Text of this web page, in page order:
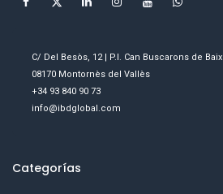
C/ Del Besòs, 12 | P.I. Can Buscarons de Baix
08170 Montornès del Vallès
+34 93 840 90 73
info@ibdglobal.com
Categorías